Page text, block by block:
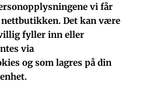
vi får
Det kan være
fyller inn eller
via
og som lagres på din